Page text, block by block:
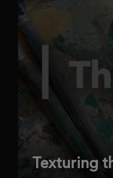
Texturing